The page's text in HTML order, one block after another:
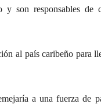
son responsables de
al país caribeño para
a una fuerza de